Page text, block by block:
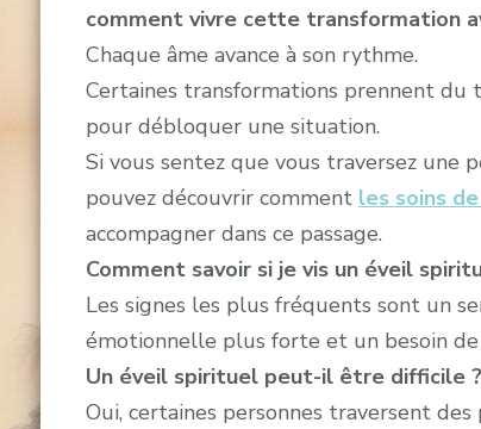
comment vivre cette transformation
Chaque âme avance à son rythme.
Certaines transformations prennent du
pour débloquer une situation.
Si vous sentez que vous traversez une
pouvez découvrir comment les soins de
accompagner dans ce passage.
Comment savoir si je vis un éveil
Les signes les plus fréquents sont un
émotionnelle plus forte et un besoin
Un éveil spirituel peut-il être difficile ?
Oui, certaines personnes traversent